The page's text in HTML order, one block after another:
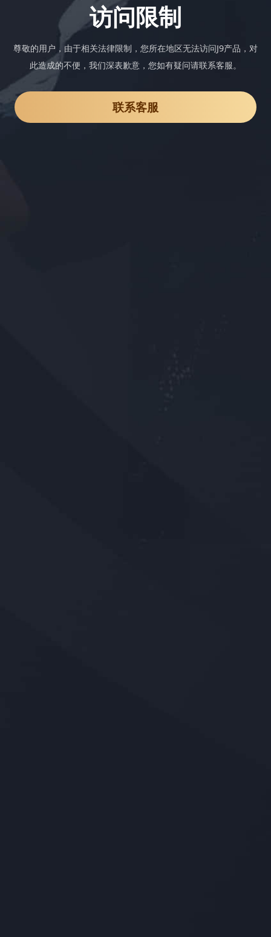
访问限制
尊敬的用户，由于相关法律限制，您所在地区无法访问J9产品，对
此造成的不便，我们深表歉意，您如有疑问请联系客服。
联系客服